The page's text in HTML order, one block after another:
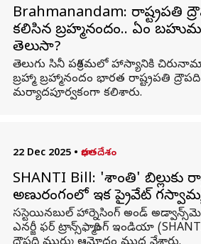
Brahmanandam: రాష్ట్రపతి
కలిసిన బ్రహ్మనందం.. ఏం
తెలుసా?
తెలుగు సినీ పరిశ్రమలో హాస్యానికి
బ్రహ్మా బ్రహ్మానందం భారత రాష్ట్రపతి ద్రౌపది
మర్యాదపూర్వకంగా కలిశారు.
22 Dec 2025 • భారతదేశం
SHANTI Bill: 'శాంతి' బిల్లుకు
అణురంగంలో ఇక ప్రైవేట్‌
సస్టెయినబుల్ హార్నెసింగ్ అండ్
ఎనర్జీ ఫర్ ట్రాన్స్‌ఫార్మింగ్ ఇండియా